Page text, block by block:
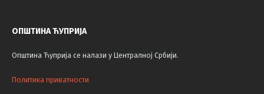
ОПШТИНА ЋУПРИЈА
Општина Ћуприја се налази у Централној Србији.
Политика приватности